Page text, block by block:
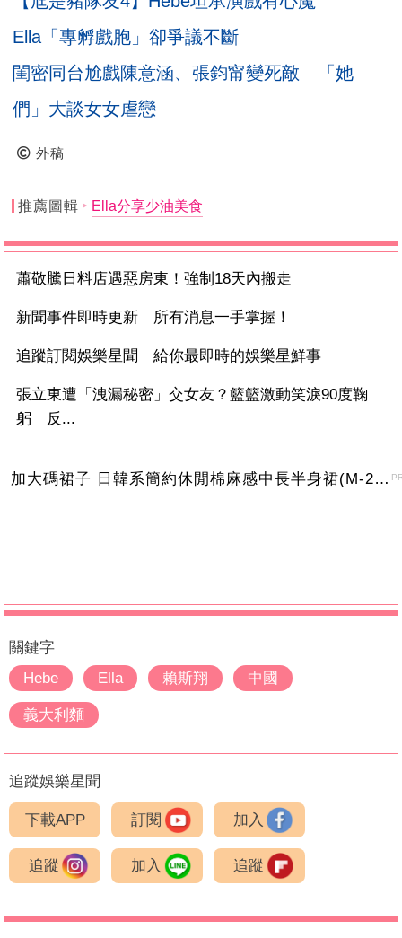
Ella「專孵戲胞」卻爭議不斷
閨密同台尬戲陳意涵、張鈞甯變死敵 「她
們」大談女女虐戀
外稿
推薦圖輯 Ella分享少油美食
蕭敬騰日料店遇惡房東！強制18天內搬走
新聞事件即時更新 所有消息一手掌握！
追蹤訂閱娛樂星聞 給你最即時的娛樂星鮮事
張立東遭「洩漏秘密」交女友？籃籃激動笑淚90度鞠
躬 反...
加大碼裙子 日韓系簡約休閒棉麻感中長半身裙(M-2XL)【XMS54038】＊艾美時尚(現+預)
關鍵字
Hebe
Ella 賴斯翔 中國
義大利麵
追蹤娛樂星聞
下載APP 訂閱 加入
追蹤 加入 追蹤